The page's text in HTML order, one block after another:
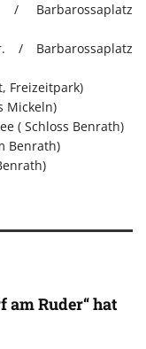
/ Barbarossaplatz
/ Barbarossaplatz
Freizeitpark)
Mickeln)
( Schloss Benrath)
Benrath)
am Ruder“ hat